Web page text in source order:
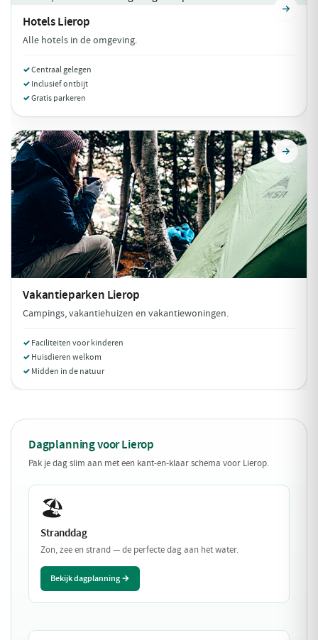
HotelsLierop
Alle hotels in de omgeving.
Centraal gelegen
Inclusief ontbijt
Gratis parkeren
Vakantieparken Lierop
Campings, vakantiehuizen en vakantiewoningen.
Faciliteiten voor kinderen
Huisdieren welkom
Midden in de natuur
Dagplanning voor Lierop
Pak je dag slim aan met een kant-en-klaar schema voor Lierop.
🏖️
Stranddag
Zon, zee en strand — de perfecte dag aan het water.
Bekijk dagplanning →